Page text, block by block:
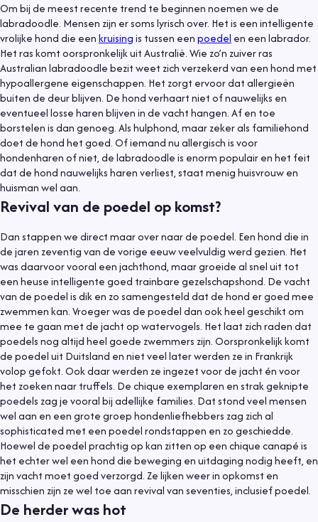
Om bij de meest recente trend te beginnen noemen we de
labradoodle. Mensen zijn er soms lyrisch over. Het is een intelligente
vrolijke hond die eenkruisingis tussen eenpoedel en een labrador.
Het ras komt oorspronkelijk uit Australië. Wie zo’n zuiver ras
Australian labradoodle bezit weet zich verzekerd van een hond met
hypoallergene eigenschappen. Het zorgt ervoor dat allergieën
buiten de deur blijven. De hond verhaart niet of nauwelijks en
eventueel losse haren blijven in de vacht hangen. Af en toe
borstelen is dan genoeg. Als hulphond, maar zeker als familiehond
doet de hond het goed. Of iemand nu allergisch is voor
hondenharen of niet, de labradoodle is enorm populair en het feit
dat de hond nauwelijks haren verliest, staat menig huisvrouw en
huisman wel aan.
Revival van de poedel op komst?
Dan stappen we direct maar over naar de poedel. Een hond die in
de jaren zeventig van de vorige eeuw veelvuldig werd gezien. Het
was daarvoor vooral een jachthond, maar groeide al snel uit tot
een heuse intelligente goed trainbare gezelschapshond. De vacht
van de poedel is dik en zo samengesteld dat de hond er goed mee
zwemmen kan. Vroeger was de poedel dan ook heel geschikt om
mee te gaan met de jacht op watervogels. Het laat zich raden dat
poedels nog altijd heel goede zwemmers zijn. Oorspronkelijk komt
de poedel uit Duitsland en niet veel later werden ze in Frankrijk
volop gefokt. Ook daar werden ze ingezet voor de jacht én voor
het zoeken naar truffels. De chique exemplaren en strak geknipte
poedels zag je vooral bij adellijke families. Dat stond veel mensen
wel aan en een grote groep hondenliefhebbers zag zich al
sophisticated met een poedel rondstappen en zo geschiedde.
Hoewel de poedel prachtig op kan zitten op een chique canapé is
het echter wel een hond die beweging en uitdaging nodig heeft, en
zijn vacht moet goed verzorgd. Ze lijken weer in opkomst en
misschien zijn ze wel toe aan revival van seventies, inclusief poedel.
De herder was hot